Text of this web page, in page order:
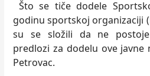
Što se tiče dodele
godinu sportskoj organizaciji
su se složili da ne postoje
predlozi za dodelu ove javne
Petrovac.